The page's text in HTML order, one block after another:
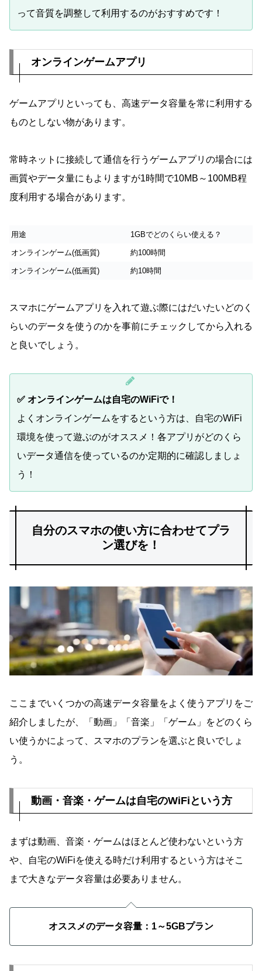
って音質を調整して利用するのがおすすめです！
オンラインゲームアプリ
ゲームアプリといっても、高速データ容量を常に利用する
ものとしない物があります。
常時ネットに接続して通信を行うゲームアプリの場合には
画質やデータ量にもよりますが1時間で10MB～100MB程
度利用する場合があります。
用途 1GBでどのくらい使える？
オンラインゲーム(低画質) 約100時間
オンラインゲーム(低画質) 約10時間
スマホにゲームアプリを入れて遊ぶ際にはだいたいどのく
らいのデータを使うのかを事前にチェックしてから入れる
と良いでしょう。
✅ オンラインゲームは自宅のWiFiで！
よくオンラインゲームをするという方は、自宅のWiFi
環境を使って遊ぶのがオススメ！各アプリがどのくら
いデータ通信を使っているのか定期的に確認しましょ
う！
自分のスマホの使い方に合わせてプラ
ン選びを！
ここまでいくつかの高速データ容量をよく使うアプリをご
紹介しましたが、「動画」「音楽」「ゲーム」をどのくら
い使うかによって、スマホのプランを選ぶと良いでしょ
う。
動画・音楽・ゲームは自宅のWiFiという方
まずは動画、音楽・ゲームはほとんど使わないという方
や、自宅のWiFiを使える時だけ利用するという方はそこ
まで大きなデータ容量は必要ありません。
オススメのデータ容量：1～5GBプラン